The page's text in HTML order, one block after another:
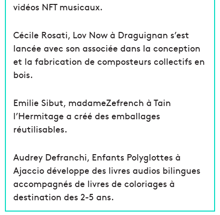
vidéos NFT musicaux.
Cécile Rosati, Lov Now à Draguignan s’est
lancée avec son associée dans la conception
et la fabrication de composteurs collectifs en
bois.
Emilie Sibut, madameZefrench à Tain
l’Hermitage a créé des emballages
réutilisables.
Audrey Defranchi, Enfants Polyglottes à
Ajaccio développe des livres audios bilingues
accompagnés de livres de coloriages à
destination des 2-5 ans.